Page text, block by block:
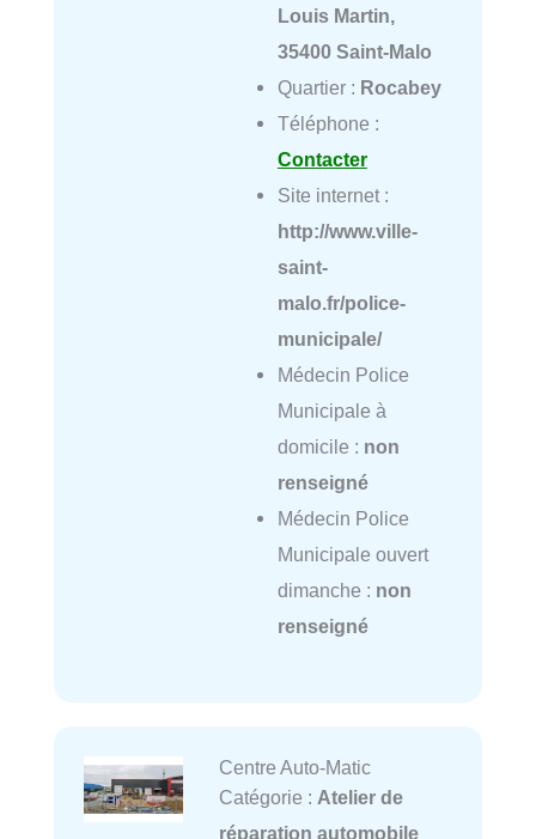
Louis Martin,
35400 Saint-Malo
Quartier : Rocabey
Téléphone :
Contacter
Site internet :
http://www.ville-
saint-
malo.fr/police-
municipale/
Médecin Police
Municipale à
domicile : non
renseigné
Médecin Police
Municipale ouvert
dimanche : non
renseigné
Centre Auto-Matic
Catégorie : Atelier de
réparation automobile